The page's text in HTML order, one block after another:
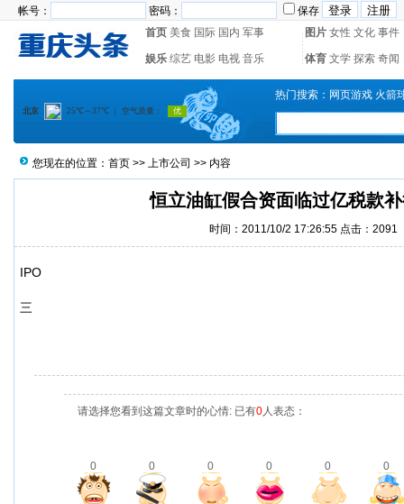
帐号： 密码：
保存
首页 美食 国际 国内 军事 图片 女性 文化 事件
娱乐 综艺 电影 电视 音乐 体育 文学 探索 奇闻
热门搜索： 网页游戏 火箭
您现在的位置： 首页 >> 上市公司 >> 内容
恒立油缸假合资面临过亿税款
时间：2011/10/2 17:26:55 点击：2091
IPO
三
请选择您看到这篇文章时的心情: 已有0人表态：
0 0 0 0 0 0